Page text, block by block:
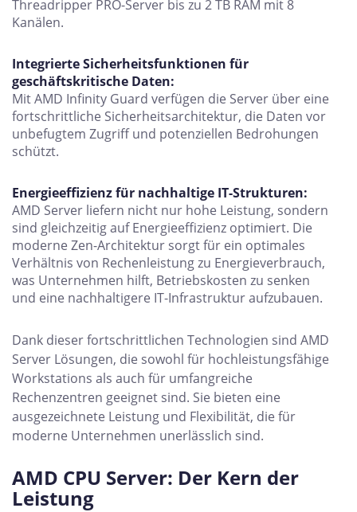
Threadripper PRO-Server bis zu 2 TB RAM mit 8
Kanälen.
Integrierte Sicherheitsfunktionen für
geschäftskritische Daten:
Mit AMD Infinity Guard verfügen die Server über eine
fortschrittliche Sicherheitsarchitektur, die Daten vor
unbefugtem Zugriff und potenziellen Bedrohungen
schützt.
Energieeffizienz für nachhaltige IT-Strukturen:
AMD Server liefern nicht nur hohe Leistung, sondern
sind gleichzeitig auf Energieeffizienz optimiert. Die
moderne Zen-Architektur sorgt für ein optimales
Verhältnis von Rechenleistung zu Energieverbrauch,
was Unternehmen hilft, Betriebskosten zu senken
und eine nachhaltigere IT-Infrastruktur aufzubauen.
Dank dieser fortschrittlichen Technologien sind AMD
Server Lösungen, die sowohl für hochleistungsfähige
Workstations als auch für umfangreiche
Rechenzentren geeignet sind. Sie bieten eine
ausgezeichnete Leistung und Flexibilität, die für
moderne Unternehmen unerlässlich sind.
AMD CPU Server: Der Kern der
Leistung